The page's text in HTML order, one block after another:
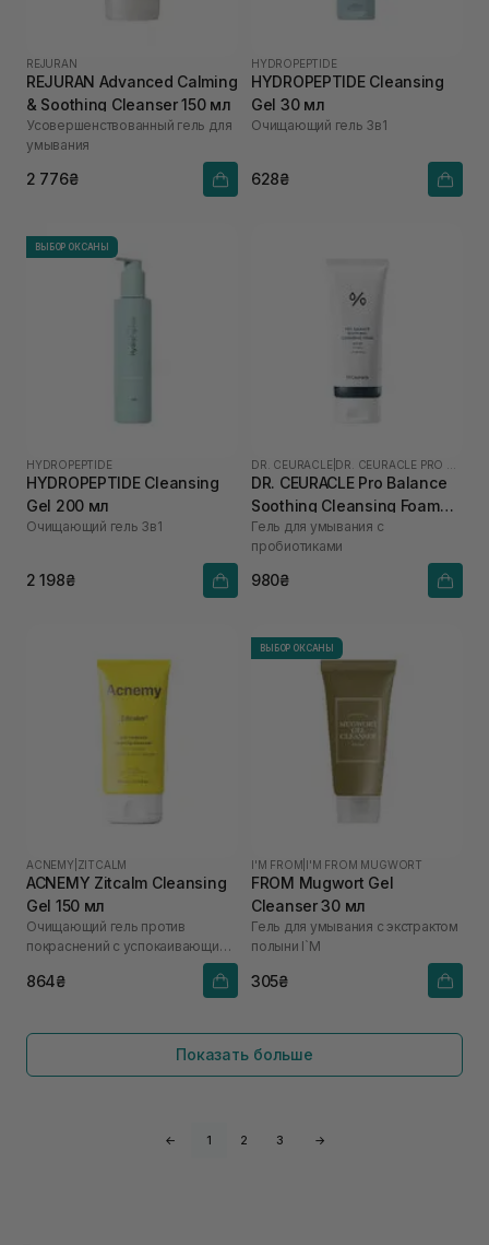
REJURAN
REJURAN Advanced Calming
& Soothing Cleanser 150 мл
Усовершенствованный гель для
умывания
2 776₴
HYDROPEPTIDE
HYDROPEPTIDE Cleansing
Gel 30 мл
Очищающий гель 3в1
628₴
ВЫБОР ОКСАНЫ
HYDROPEPTIDE
HYDROPEPTIDE Cleansing
Gel 200 мл
Очищающий гель 3в1
2 198₴
DR. CEURACLE
DR. CEURACLE Pro Balance
Soothing Cleansing Foam
150 мл
Гель для умывания с
пробиотиками
980₴
ACNEMY ZITCALM
ACNEMY Zitcalm Cleansing
Gel 150 мл
Очищающий гель против
покраснений с успокаивающим
864₴
ВЫБОР ОКСАНЫ
I'M FROM I'M FROM MUGWORT
FROM Mugwort Gel
Cleanser 30 мл
Гель для умывания с экстрактом
полыни I`M
305₴
Показать больше
← 1 2 3 →